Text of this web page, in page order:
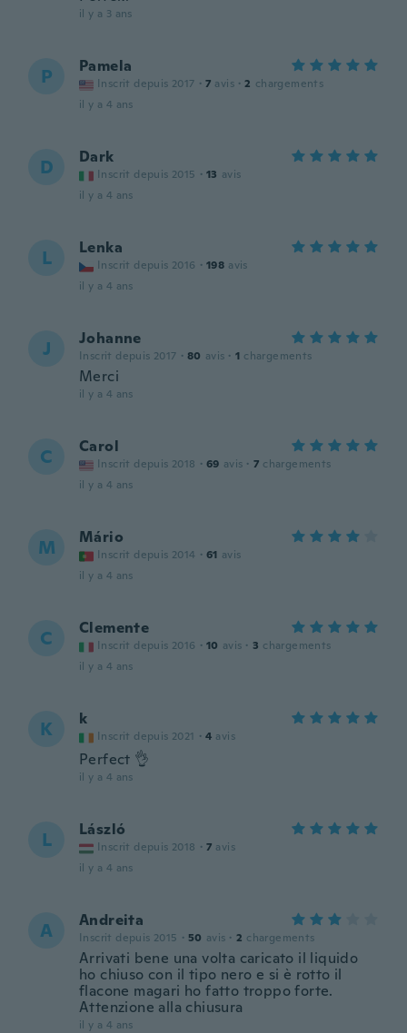
il y a 3 ans
P Pamela
Inscrit depuis 2017 · 7 avis · 2 chargements
il y a 4 ans
D Dark
Inscrit depuis 2015 · 13 avis
il y a 4 ans
L Lenka
Inscrit depuis 2016 · 198 avis
il y a 4 ans
J Johanne
Inscrit depuis 2017 · 80 avis · 1 chargements
Merci
il y a 4 ans
C Carol
Inscrit depuis 2018 · 69 avis · 7 chargements
il y a 4 ans
M Mário
Inscrit depuis 2014 · 61 avis
il y a 4 ans
C Clemente
Inscrit depuis 2016 · 10 avis · 3 chargements
il y a 4 ans
K k
Inscrit depuis 2021 · 4 avis
Perfect 👌
il y a 4 ans
L László
Inscrit depuis 2018 · 7 avis
il y a 4 ans
A Andreita
Inscrit depuis 2015 · 50 avis · 2 chargements
Arrivati bene una volta caricato il liquido
ho chiuso con il tipo nero e si è rotto il
flacone magari ho fatto troppo forte.
Attenzione alla chiusura
il y a 4 ans